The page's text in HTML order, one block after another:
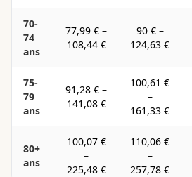
70-
74
ans
77,99 € –
108,44 €
90 €–
124,63 €
75-
79
ans
91,28 € –
141,08 €
100,61 €
–
161,33 €
80+
ans
100,07 €
–
225,48 €
110,06 €
–
257,78 €